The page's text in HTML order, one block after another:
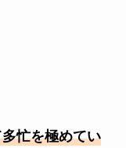
忙を極めてい